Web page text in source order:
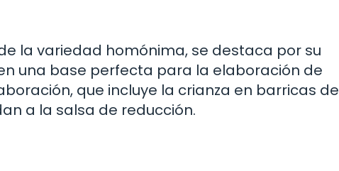
la variedad homónima, se destaca por su
una base perfecta para la elaboración de
que incluye la crianza en barricas de
a la salsa de reducción.